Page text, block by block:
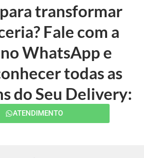
transformar
Fale com a
WhatsApp e
todas as
do Seu Delivery:
ATENDIMENTO